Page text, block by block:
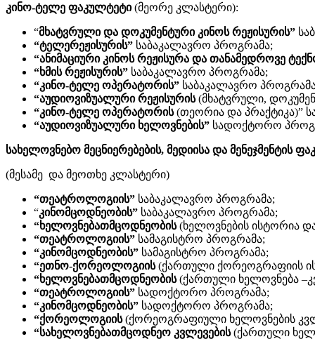
კინო-ტელე ფაკულტეტი(მეორე კლასტერი):
“მხატვრული და დოკუმენტური კინოს რეჟისურის”
“ტელერეჟისურის” საბაკალავრო პროგრამა;
“ანიმაციური კინოს რეჟისურა და თანამედროვე
“ხმის რეჟისურის” საბაკალავრო პროგრამა;
“კინო-ტელე ოპერატორის” საბაკალავრო
“აუდიოვიზუალური რეჟისურის(მხატვრული,
“კინო-ტელე ოპერატორის(თეორია და პრაქტიკა)”
“აუდიოვიზუალური ხელოვნების” სადოქტორო
სახელოვნებო მეცნიერებების, მედიისა და მენეჯმენტის
(მესამე და მეოთხე კლასტერი)
“თეატროლოგიის” საბაკალავრო პროგრამა;
“კინომცოდნეობის” საბაკალავრო პროგრამა;
“ხელოვნებათმცოდნეობის(ხელოვნების ისტორია
“თეატროლოგიის” სამაგისტრო პროგრამა;
“კინომცოდნეობის” სამაგისტრო პროგრამა;
“ეთნო-ქორეოლოგიის(ქართული ქორეოგრაფიის
“ხელოვნებათმცოდნეობის(ქართული ხელოვნება
“თეატროლოგიის” სადოქტორო პროგრამა;
“კინომცოდნეობის” სადოქტორო პროგრამა;
“ქორეოლოგიის(ქორეოგრაფიული ხელოვნების
“სახელოვნებათმცოდნეო კვლევების(ქართული